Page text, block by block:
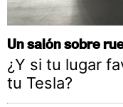
Un salón sobre
¿Y si tu lugar
tu Tesla?